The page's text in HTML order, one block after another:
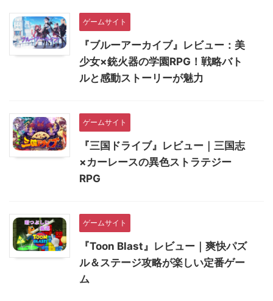
ゲームサイト
『ブルーアーカイブ』レビュー：美
少女×銃火器の学園RPG！戦略バト
ルと感動ストーリーが魅力
ゲームサイト
『三国ドライブ』レビュー｜三国志
×カーレースの異色ストラテジー
RPG
ゲームサイト
『Toon Blast』レビュー｜爽快パズ
ル＆ステージ攻略が楽しい定番ゲー
ム